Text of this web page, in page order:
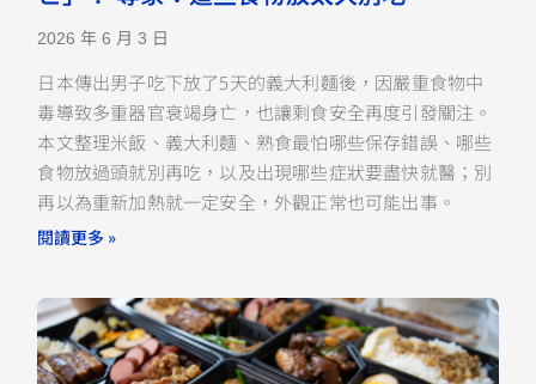
2026 年 6 月 3 日
日本傳出男子吃下放了5天的義大利麵後，因嚴重食物中
毒導致多重器官衰竭身亡，也讓剩食安全再度引發關注。
本文整理米飯、義大利麵、熟食最怕哪些保存錯誤、哪些
食物放過頭就別再吃，以及出現哪些症狀要盡快就醫；別
再以為重新加熱就一定安全，外觀正常也可能出事。
閱讀更多 »